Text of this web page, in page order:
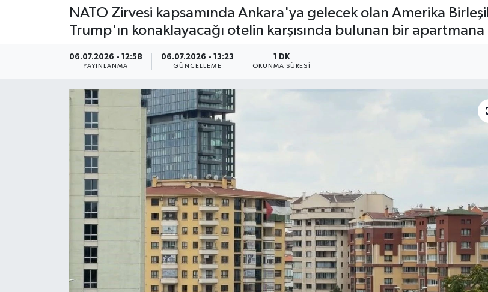
NATO Zirvesi kapsamında Ankara'ya gelecek olan Amerika
Trump'ın konaklayacağı otelin karşısında bulunan bir apartmana
06.07.2026 - 12:58
YAYINLANMA
06.07.2026 - 13:23
GÜNCELLEME
1 DK
OKUNMA SÜRESI
KÜLTÜR-SANAT-MAGAZİN
ÖZEL HABER
RÖPORTAJLAR
Son Dakika Haberleri